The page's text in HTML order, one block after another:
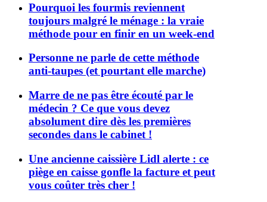
Pourquoi les fourmis reviennent
toujours malgré le ménage : la vraie
méthode pour en finir en un week-end
Personne ne parle de cette méthode
anti-taupes (et pourtant elle marche)
Marre de ne pas être écouté par le
médecin ? Ce que vous devez
absolument dire dès les premières
secondes dans le cabinet !
Une ancienne caissière Lidl alerte : ce
piège en caisse gonfle la facture et peut
vous coûter très cher !